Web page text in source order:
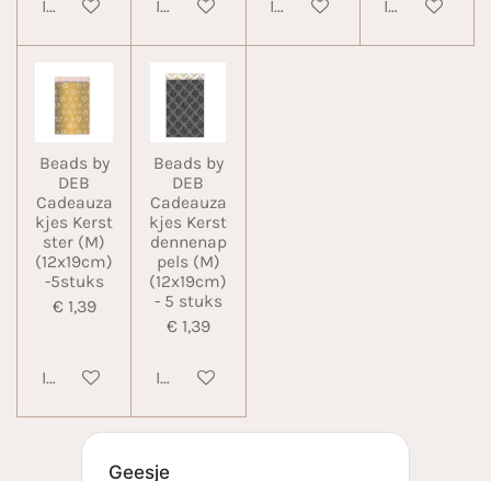
In winkelwagenIn winkelwagenIn winkelwagen
In
Beads by
DEB
Cadeauza
kjes Kerst
ster (M)
(12x19cm)
-5stuks
€ 1,39
In winkelwagen
Beads by
DEB
Cadeauza
kjes Kerst
dennenap
pels (M)
(12x19cm)
- 5 stuks
€ 1,39
In winkelwagen